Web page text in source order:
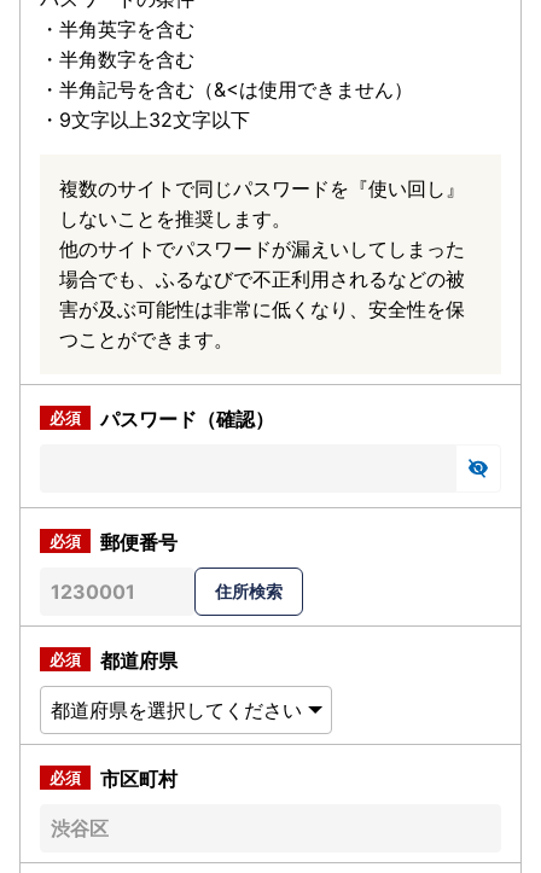
・半角英字を含む
・半角数字を含む
・半角記号を含む（&<は使用できません）
・9文字以上32文字以下
複数のサイトで同じパスワードを『使い回し』
しないことを推奨します。
他のサイトでパスワードが漏えいしてしまった
場合でも、ふるなびで不正利用されるなどの被
害が及ぶ可能性は非常に低くなり、安全性を保
つことができます。
パスワード（確認）
郵便番号
都道府県
市区町村